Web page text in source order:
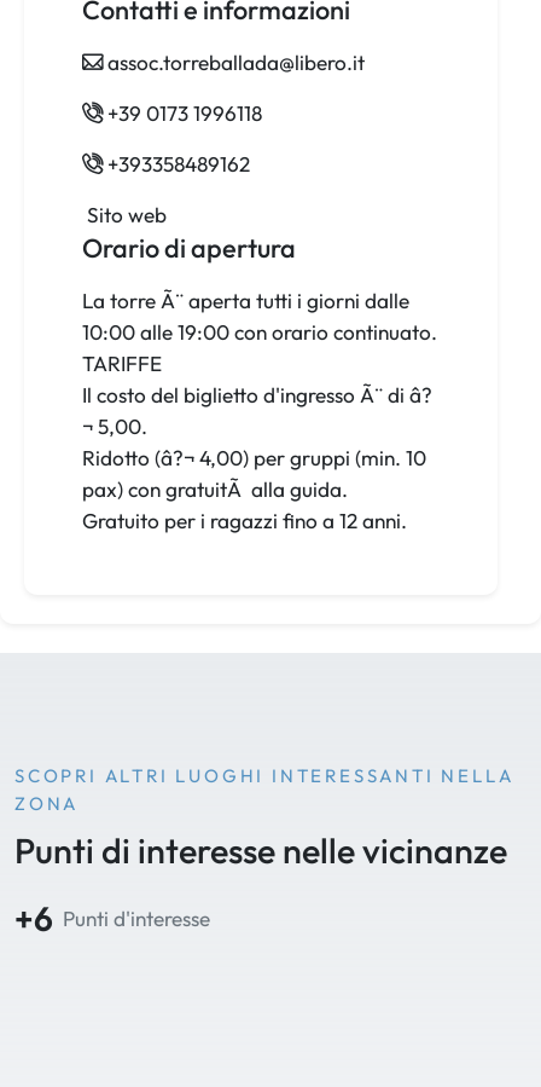
Contatti e informazioni
assoc.torreballada@libero.it
+39 0173 1996118
+393358489162
Sito web
Orario di apertura
La torre Ã¨ aperta tutti i giorni dalle
10:00 alle 19:00 con orario continuato.
TARIFFE
Il costo del biglietto d'ingresso Ã¨ di â?
¬ 5,00.
Ridotto (â?¬ 4,00) per gruppi (min. 10
pax) con gratuitÃ alla guida.
Gratuito per i ragazzi fino a 12 anni.
SCOPRI ALTRI LUOGHI INTERESSANTI NELLA
ZONA
Punti di interesse nelle vicinanze
+6 Punti d'interesse